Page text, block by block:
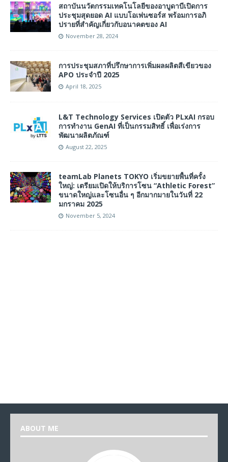
สถาบันนวัตกรรมเทคโนโลยีของอาบูดาบีเปิดการ
ประชุมสุดยอด AI แบบโอเพ่นซอร์ส พร้อมการอภิ
ปรายที่สําคัญเกี่ยวกับอนาคตของ AI
November 28, 2024
การประชุมสภาที่ปรึกษาการเพิ่มผลผลิตสีเขียวของ
APO ประจำปี 2025
April 18, 2025
L&T Technology Services เปิดตัว PLxAI กรอบ
การทำงาน GenAI ที่เป็นกรรมสิทธิ์ เพื่อเร่งการ
พัฒนาผลิตภัณฑ์
August 22, 2025
teamLab Planets TOKYO เริ่มขยายพื้นที่ครั้ง
ใหญ่: เตรียมเปิดให้บริการโซน “Athletic Forest”
ขนาดใหญ่และโซนอื่น ๆ อีกมากมายในวันที่ 22
มกราคม 2025
November 5, 2024
ABOUT ME